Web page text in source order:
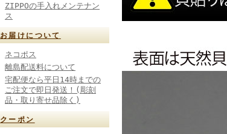
ZIPPOの手入れメンテナン
ス
お届けについて
ネコポス
離島配送料について
宅配便なら平日14時までの
ご注文で即日発送！(彫刻
品・取り寄せ品除く)
クーポン